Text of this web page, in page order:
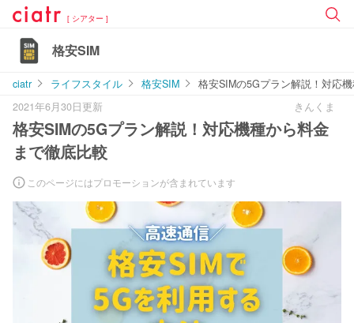
[ シアター ]
格安SIM
ciatr ライフスタイル 格安SIM
格安SIMの5Gプラン解説！対応
2021年6月30日更新
きんくま
格安SIMの5Gプラン解説！対応機種から料金
まで徹底比較
このページにはプロモーションが含まれています